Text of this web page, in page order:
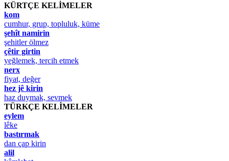
KÜRTÇE KELİMELER
kom
cumhur, grup, topluluk, küme
şehît namirin
şehitler ölmez
çêtir girtin
yeğlemek, tercih etmek
nerx
fiyat, değer
hez jê kirin
haz duymak, sevmek
TÜRKÇE KELİMELER
eylem
lêke
bastırmak
dan çap kirin
alil